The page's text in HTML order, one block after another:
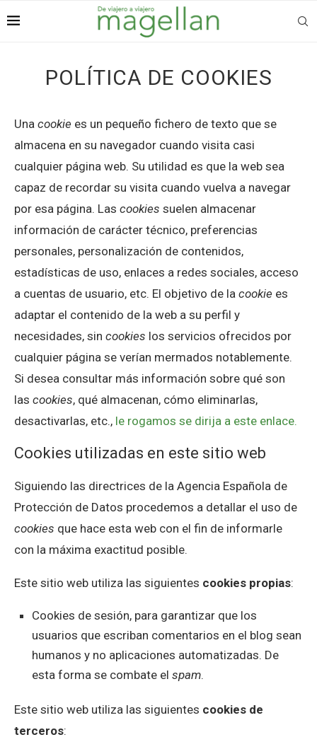
POLÍTICA DE COOKIES
Una cookie es un pequeño fichero de texto que se
almacena en su navegador cuando visita casi
cualquier página web. Su utilidad es que la web sea
capaz de recordar su visita cuando vuelva a navegar
por esa página. Las cookies suelen almacenar
información de carácter técnico, preferencias
personales, personalización de contenidos,
estadísticas de uso, enlaces a redes sociales, acceso
a cuentas de usuario, etc. El objetivo de la cookie es
adaptar el contenido de la web a su perfil y
necesidades, sin cookies los servicios ofrecidos por
cualquier página se verían mermados notablemente.
Si desea consultar más información sobre qué son
las cookies, qué almacenan, cómo eliminarlas,
desactivarlas, etc., le rogamos se dirija a este enlace.
Cookies utilizadas en este sitio web
Siguiendo las directrices de la Agencia Española de
Protección de Datos procedemos a detallar el uso de
cookies que hace esta web con el fin de informarle
con la máxima exactitud posible.
Este sitio web utiliza las siguientes cookies propias:
Cookies de sesión, para garantizar que los
usuarios que escriban comentarios en el blog sean
humanos y no aplicaciones automatizadas. De
esta forma se combate el spam.
Este sitio web utiliza las siguientes cookies de
terceros: